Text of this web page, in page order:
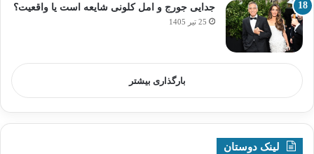
جدایی جورج و امل کلونی شایعه است یا واقعیت؟
25 تیر 1405
بارگذاری بیشتر
لینک دوستان